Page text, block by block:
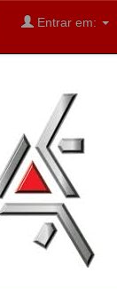
Entrar em: